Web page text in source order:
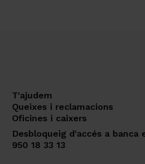
T'ajudem
Queixes i reclamacions
Oficines i caixers
Desbloqueig d'accés a banca
950 18 33 13